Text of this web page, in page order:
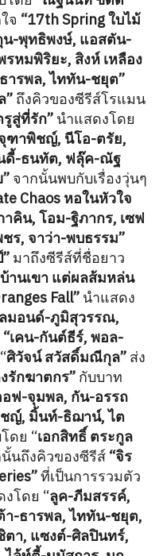
จ “17th Spring ใบไม้
น-พุทธิพงษ์, แอสตัน-
หมพิริยะ, สิงห์ เหลือง
ารพล, ไททัน-ชยุต”
” ถึงคิวของซีรีส์โรแมน
รูสู่ที่รัก” นำแสดงโดย
ฑาพิชญ์, นีโอ-ตรัย,
ดี้-ธนทัต, ฟลุ๊ค-ณัฐ
จากนั้นพบกับเรื่องวุ่นๆ
Chaos หอในหัวใจ
คิน, โอม-ฐิภากร, เซฟ
ร, จาว่า-พบธรรม”
มาถึงซีรีส์ที่ชื่อยาว
านเขา แต่ผลส้มหล่น
Fall” นำแสดง
มอนด์-ภูมิสุวรรณ,
“เคน-กันต์ธีร์, พอล-
ศิวัจน์ สวัสดิ์มณีกุล” ส่ง
รักฆาตกร” กับบาท
อฟ-จุมพล, กัน-อรรถ
ญ์, มิ้นท์-ธิฌาน์, ไต
ดย “เอกสิทธิ์ ตระกูล
นถึงคิวของซีรีส์ “จิร
ที่เป็นการรวมตัว
โดย “ลูค-ภีมสรรค์,
-ธารพล, ไททัน-ชยุต,
า, แซงต์-ศิลปินทร์,